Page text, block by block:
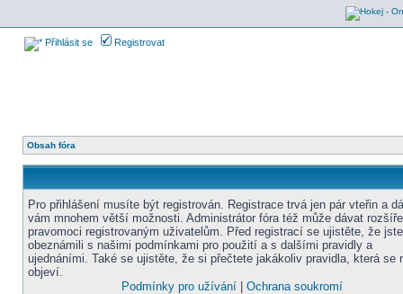
Přihlásit se Registrovat
Obsah fóra
Pro přihlášení musíte být registrován. Registrace trvá jen pár vteřin a
vám mnohem větší možnosti. Administrátor fóra též může dávat
pravomoci registrovaným uživatelům. Před registrací se ujistěte, že
obeznámili s našimi podmínkami pro použití a s dalšími pravidly a
ujednáními. Také se ujistěte, že si přečtete jakákoliv pravidla, která se
objeví.
Podmínky pro užívání| Ochrana soukromí